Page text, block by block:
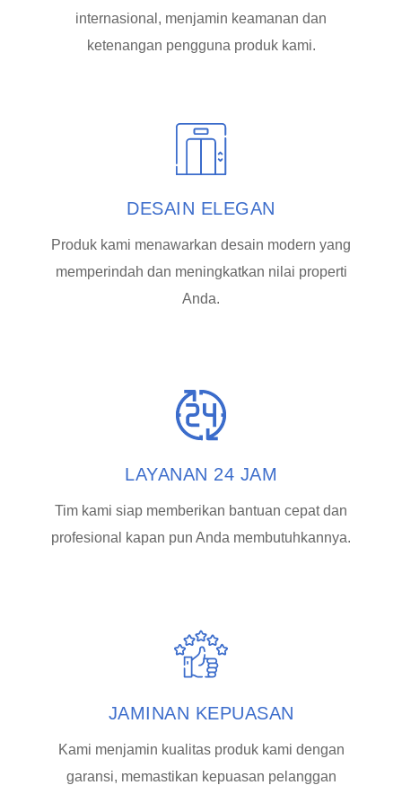
internasional, menjamin keamanan dan
ketenangan pengguna produk kami.
DESAIN ELEGAN
Produk kami menawarkan desain modern yang
memperindah dan meningkatkan nilai properti
Anda.
LAYANAN 24 JAM
Tim kami siap memberikan bantuan cepat dan
profesional kapan pun Anda membutuhkannya.
JAMINAN KEPUASAN
Kami menjamin kualitas produk kami dengan
garansi, memastikan kepuasan pelanggan